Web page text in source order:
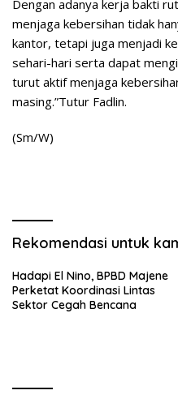
Dengan adanya kerja bakti
menjaga kebersihan tidak
kantor, tetapi juga menjadi
sehari-hari serta dapat
turut aktif menjaga
masing.”Tutur Fadlin.
(Sm/W)
Rekomendasi untuk
Hadapi El Nino, BPBD Majene
Perketat Koordinasi Lintas
Sektor Cegah Bencana